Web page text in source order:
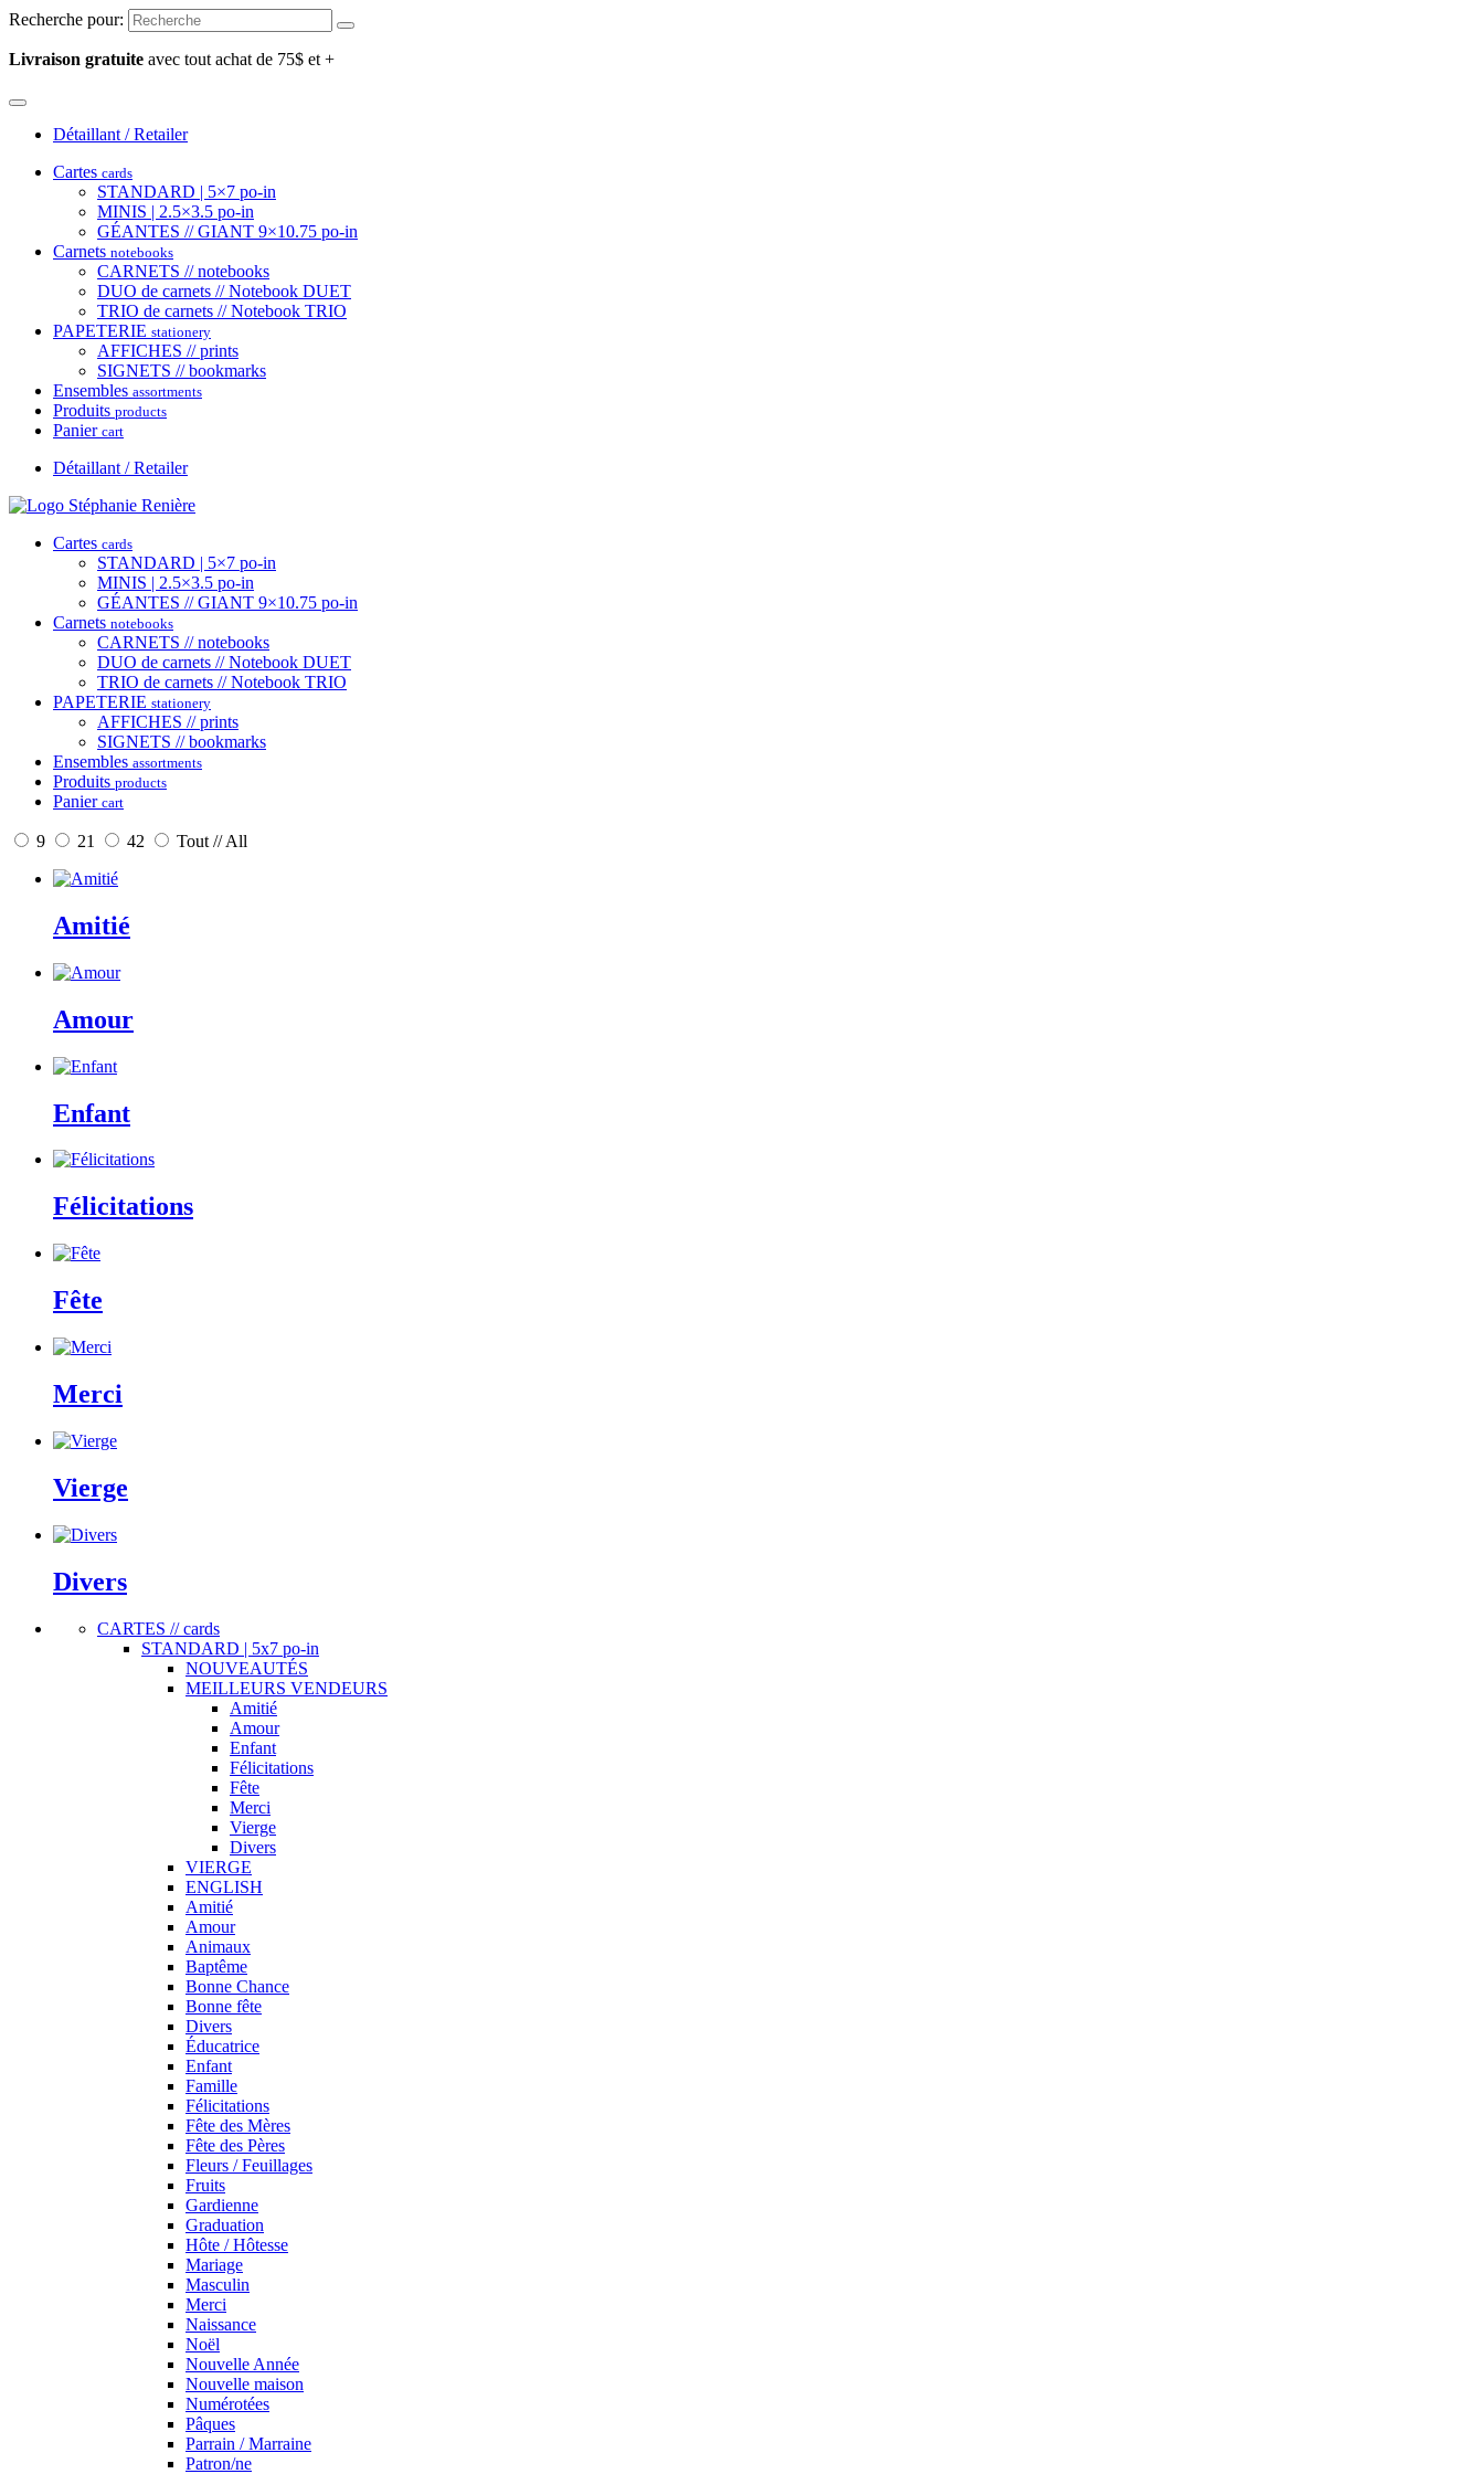
Recherche pour:
Livraison gratuite avec tout achat de 75$ et +
Détaillant / Retailer
Cartes cards
STANDARD | 5×7 po-in
MINIS | 2.5×3.5 po-in
GÉANTES // GIANT 9×10.75 po-in
Carnets notebooks
CARNETS // notebooks
DUO de carnets // Notebook DUET
TRIO de carnets // Notebook TRIO
PAPETERIE stationery
AFFICHES // prints
SIGNETS // bookmarks
Ensembles assortments
Produits products
Panier cart
Détaillant / Retailer
Cartes cards
STANDARD | 5×7 po-in
MINIS | 2.5×3.5 po-in
GÉANTES // GIANT 9×10.75 po-in
Carnets notebooks
CARNETS // notebooks
DUO de carnets // Notebook DUET
TRIO de carnets // Notebook TRIO
PAPETERIE stationery
AFFICHES // prints
SIGNETS // bookmarks
Ensembles assortments
Produits products
Panier cart
9 21 42 Tout // All
Amitié
Amour
Enfant
Félicitations
Fête
Merci
Vierge
Divers
CARTES // cards
STANDARD | 5x7 po-in
NOUVEAUTÉS
MEILLEURS VENDEURS
Amitié
Amour
Enfant
Félicitations
Fête
Merci
Vierge
Divers
VIERGE
ENGLISH
Amitié
Amour
Animaux
Baptême
Bonne Chance
Bonne fête
Divers
Éducatrice
Enfant
Famille
Félicitations
Fête des Mères
Fête des Pères
Fleurs / Feuillages
Fruits
Gardienne
Graduation
Hôte / Hôtesse
Mariage
Masculin
Merci
Naissance
Noël
Nouvelle Année
Nouvelle maison
Numérotées
Pâques
Parrain / Marraine
Patron/ne